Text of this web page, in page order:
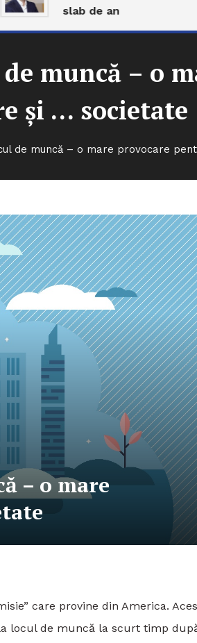
slab de an
muncă – o
și … societate
de muncă – o mare provocare
– o mare
care provine din America.
locul de muncă la scurt timp